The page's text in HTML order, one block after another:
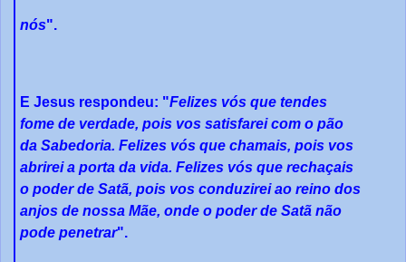
nós".
E Jesus respondeu: "Felizes vós que tendes
fome de verdade, pois vos satisfarei com o pão
da Sabedoria. Felizes vós que chamais, pois vos
abrirei a porta da vida. Felizes vós que rechaçais
o poder de Satã, pois vos conduzirei ao reino dos
anjos de nossa Mãe, onde o poder de Satã não
pode penetrar".